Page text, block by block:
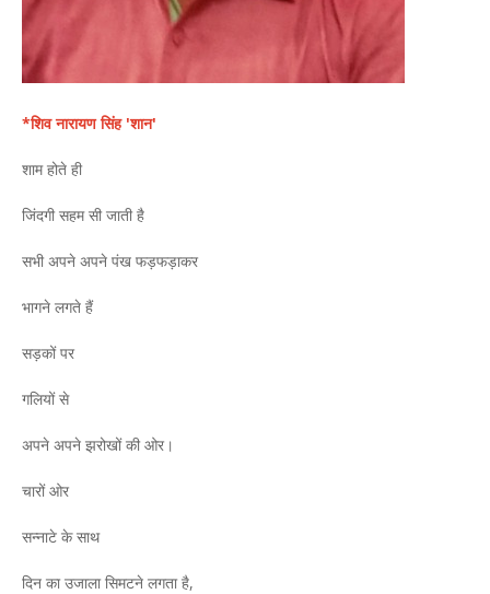
*शिव नारायण सिंह 'शान'
शाम होते ही
जिंदगी सहम सी जाती है
सभी अपने अपने पंख फड़फड़ाकर
भागने लगते हैं
सड़कों पर
गलियों से
अपने अपने झरोखों की ओर।
चारों ओर
सन्नाटे के साथ
दिन का उजाला सिमटने लगता है,